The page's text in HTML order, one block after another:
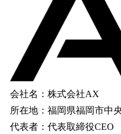
会社名：株式会社AX
所在地：福岡県福岡市中
代表者：代表取締役CEO